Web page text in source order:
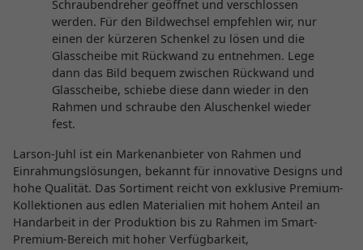
Schraubendreher geöffnet und verschlossen
werden. Für den Bildwechsel empfehlen wir, nur
einen der kürzeren Schenkel zu lösen und die
Glasscheibe mit Rückwand zu entnehmen. Lege
dann das Bild bequem zwischen Rückwand und
Glasscheibe, schiebe diese dann wieder in den
Rahmen und schraube den Aluschenkel wieder
fest.
Larson-Juhl ist ein Markenanbieter von Rahmen und
Einrahmungslösungen, bekannt für innovative Designs und
hohe Qualität. Das Sortiment reicht von exklusive Premium-
Kollektionen aus edlen Materialien mit hohem Anteil an
Handarbeit in der Produktion bis zu Rahmen im Smart-
Premium-Bereich mit hoher Verfügbarkeit,